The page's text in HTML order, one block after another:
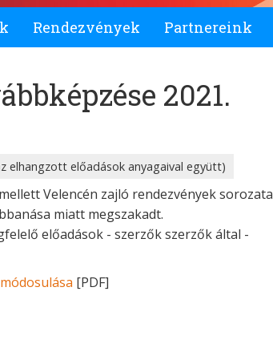
Rendezvények Partnereink
2021.
elhangzott előadások anyagaival együtt)
Velencén zajló rendezvények sorozata
miatt megszakadt.
előadások - szerzők szerzők által -
[PDF]